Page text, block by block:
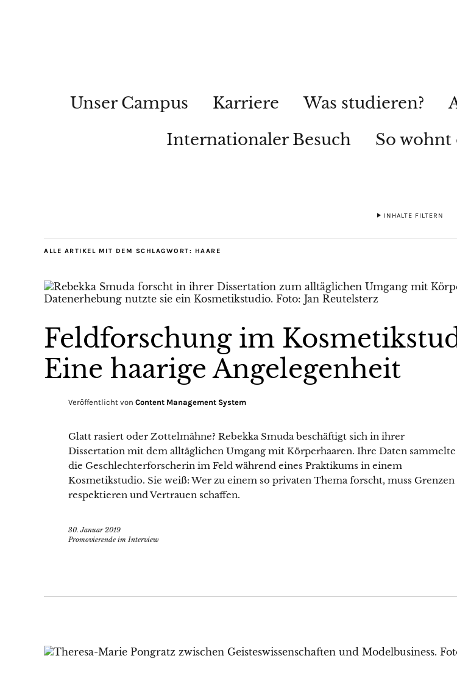
Unser Campus Karriere Was studieren?
Internationaler Besuch
So wohnt
INHALTE FILTERN
ALLE ARTIKEL MIT DEM SCHLAGWORT: HAARE
Feldforschung im
Eine haarige Angelegenheit
Veröffentlicht von Content Management System
Glatt rasiert oder Zottelmähne? Rebekka Smuda beschäftigt sich in ihrer
Dissertation mit dem alltäglichen Umgang mit Körperhaaren. Ihre Daten sammelte
die Geschlechterforscherin im Feld während eines Praktikums in einem
Kosmetikstudio. Sie weiß: Wer zu einem so privaten Thema forscht, muss Grenzen
respektieren und Vertrauen schaffen.
30. Januar 2019
Promovierende im Interview